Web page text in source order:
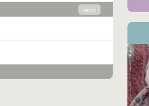
-ɛːis